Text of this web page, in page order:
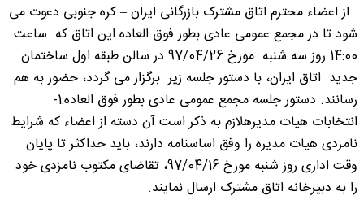
از اعضاء محترم اتاق مشترک بازرگانی ایران – کره جنوبی دعوت می
شود تا در مجمع عمومی عادی بطور فوق العاده این اتاق که ساعت
14:00 روز سه شنبه مورخ 97/04/26 در سالن طبقه اول ساختمان
جدید اتاق ایران، با دستور جلسه زیر برگزار می گردد، حضور به هم
رسانند. دستور جلسه مجمع عمومی عادی بطور فوق العاده:1-
انتخابات هیات مدیرهلازم به ذکر است آن دسته از اعضاء که شرایط
نامزدی هیات مدیره را وفق اساسنامه دارند، باید حداکثر تا پایان
وقت اداری روز شنبه مورخ 97/04/16، تقاضای مکتوب نامزدی خود
را به دبیرخانه اتاق مشترک ارسال نمایند.